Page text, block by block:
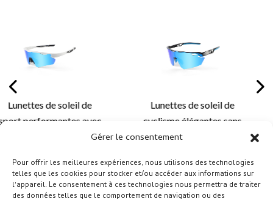
Gérer le consentement
Pour offrir les meilleures expériences, nous utilisons des technologies
telles que les cookies pour stocker et/ou accéder aux informations sur
l'appareil. Le consentement à ces technologies nous permettra de traiter
des données telles que le comportement de navigation ou des
soleil de
avec
un confort
et une
Lunettes de soleil de
cyclisme élégantes sans
monture avec un design
verres personnalisées
pour le cyclisme et les
sport
de